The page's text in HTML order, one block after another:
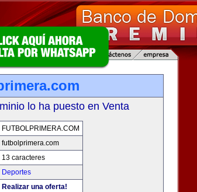
lo ha puesto en Venta
FUTBOLPRIMERA.COM
futbolprimera.com
13 caracteres
Deportes
Realizar una oferta!